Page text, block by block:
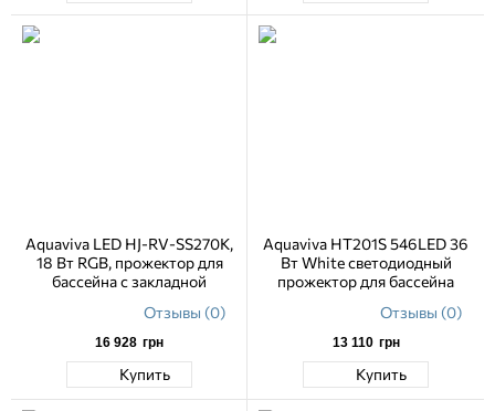
Aquaviva LED HJ-RV-SS270K,
18 Вт RGB, прожектор для
бассейна с закладной
Отзывы (0)
16 928 грн
Купить
Aquaviva HT201S 546LED 36
Вт White светодиодный
прожектор для бассейна
Отзывы (0)
13 110 грн
Купить